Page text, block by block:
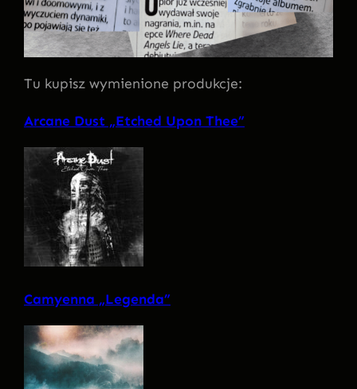
Tu kupisz wymienione produkcje:
Arcane Dust „Etched Upon Thee”
Camyenna „Legenda”